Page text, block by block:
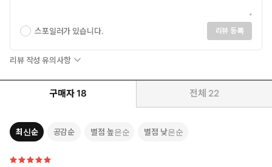
스포일러가 있습니다. 리뷰 등록
리뷰 작성 유의사항
구매자 18 전체 22
최신순 공감순 별점 높은순 별점 낮은순